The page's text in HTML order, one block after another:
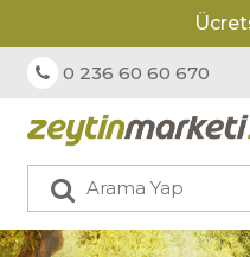
0 236 60 60 670